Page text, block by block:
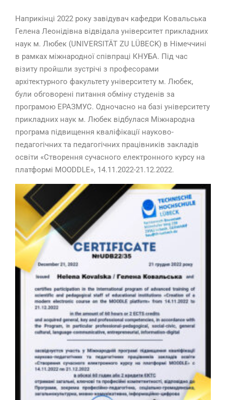
Наприкінці 2022 року завідувач кафедри Ковальська
Гелена Леонідівна відвідала університет прикладних
наук м. Любек (UNIVERSITÄT ZU LÜBECK) в Німеччині
в рамках міжнародної співпраці КНУБА. Під час
візиту пройшли зустрічі з професорами
архітектурного факультету університету м. Любек,
були обговорені питання обміну студенів за
програмою ЕРАЗМУС. Одночасно на базі університету
прикладних наук м. Любек відбулася Міжнародна
програма підвищення кваліфікації науково-
педагогічних та педагогічних працівників закладів
освіти «Створення сучасного електронного курсу на
платформі MOODDLE», 14.11.2022-21.12.2022.